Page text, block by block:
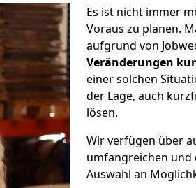
Es ist nicht immer
Voraus zu planen.
aufgrund von
Veränderungen
einer solchen
der Lage, auch
lösen.
Wir verfügen über
umfangreichen und
Auswahl an